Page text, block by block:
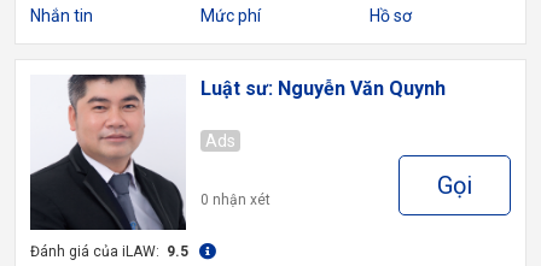
Nhắn tin Mức phí Hồ sơ
Luật sư: Nguyễn Văn Quynh
Ads
0 nhận xét Gọi
Đánh giá của iLAW: 9.5